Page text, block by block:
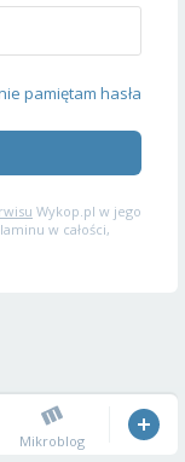
pamiętam hasła
Wykop.pl w jego
w całości,
Mikroblog